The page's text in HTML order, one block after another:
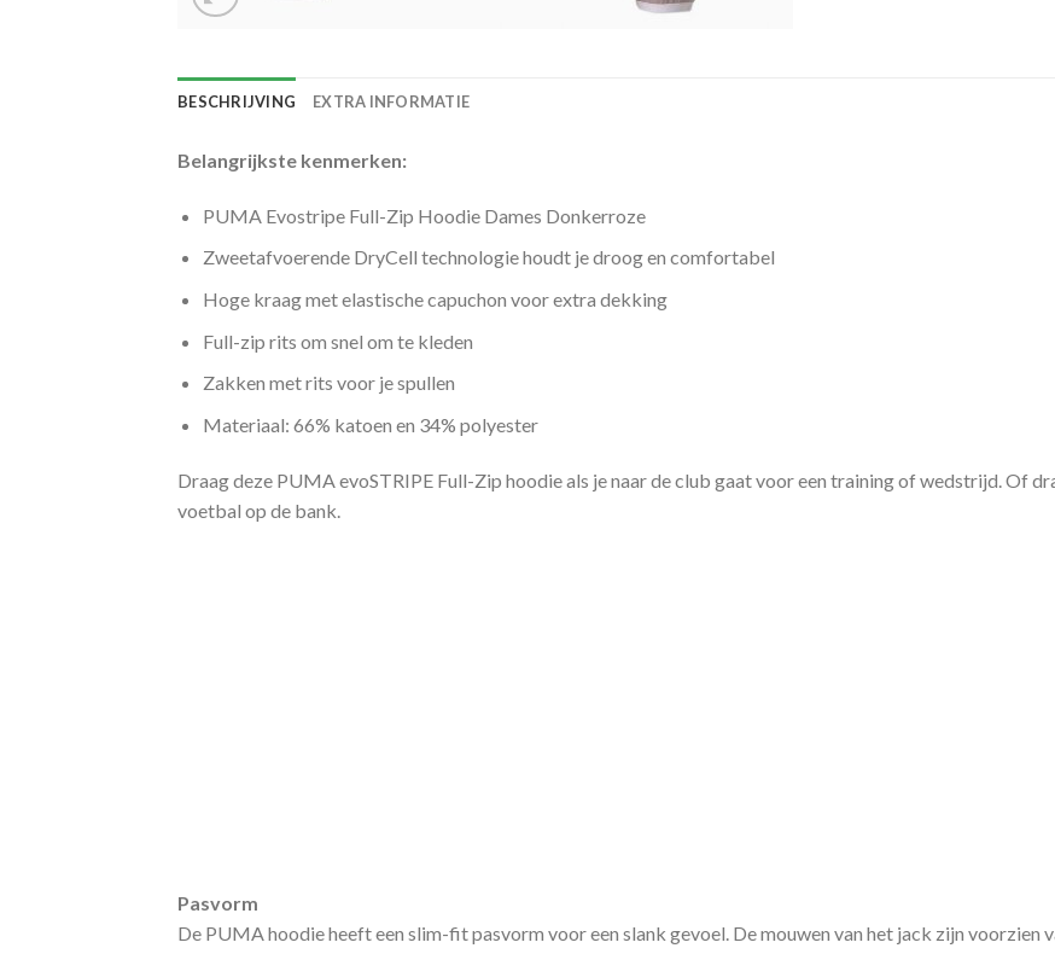
BESCHRIJVING EXTRA INFORMATIE
Belangrijkste kenmerken:
PUMA Evostripe Full-Zip Hoodie Dames Donkerroze
Zweetafvoerende DryCell technologie houdt je droog en comfortabel
Hoge kraag met elastische capuchon voor extra dekking
Full-zip rits om snel om te kleden
Zakken met rits voor je spullen
Materiaal: 66% katoen en 34% polyester
Draag deze PUMA evoSTRIPE Full-Zip hoodie als je naar de club gaat voor een training of wedstrijd. Of
voetbal op de bank.
Pasvorm
De PUMA hoodie heeft een slim-fit pasvorm voor een slank gevoel. De mouwen van het jack zijn voorzien